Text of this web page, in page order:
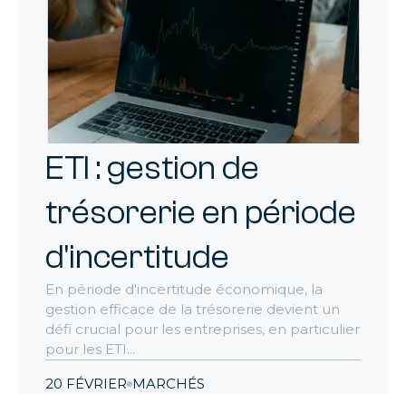
ETI : gestion de
trésorerie en période
d'incertitude
En période d'incertitude économique, la
gestion efficace de la trésorerie devient un
défi crucial pour les entreprises, en particulier
pour les ETI...
20 FÉVRIER MARCHÉS